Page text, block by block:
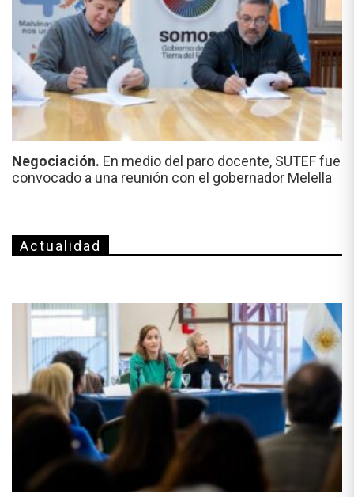
Negociación. En medio del paro docente, SUTEF fue
convocado a una reunión con el gobernador Melella
Actualidad